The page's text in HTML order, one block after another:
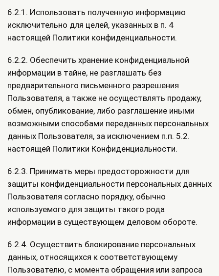
6.2.1. Использовать полученную информацию
исключительно для целей, указанных в п. 4
настоящей Политики конфиденциальности.
6.2.2. Обеспечить хранение конфиденциальной
информации в тайне, не разглашать без
предварительного письменного разрешения
Пользователя, а также не осуществлять продажу,
обмен, опубликование, либо разглашение иными
возможными способами переданных персональных
данных Пользователя, за исключением п.п. 5.2.
настоящей Политики Конфиденциальности.
6.2.3. Принимать меры предосторожности для
защиты конфиденциальности персональных данных
Пользователя согласно порядку, обычно
используемого для защиты такого рода
информации в существующем деловом обороте.
6.2.4. Осуществить блокирование персональных
данных, относящихся к соответствующему
Пользователю, с момента обращения или запроса